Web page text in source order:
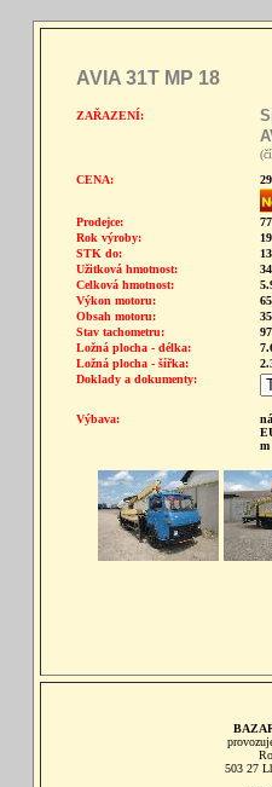
AVIA 31T MP 18
ZAŘAZENÍ:
CENA:
Prodejce:
Rok výroby:
STK do:
Užitková hmotnost:
Celková hmotnost:
Výkon motoru:
Obsah motoru:
Stav tachometru:
Ložná plocha - délka:
Ložná plocha - šířka:
Doklady a dokumenty:
Výbava:
m
503 27